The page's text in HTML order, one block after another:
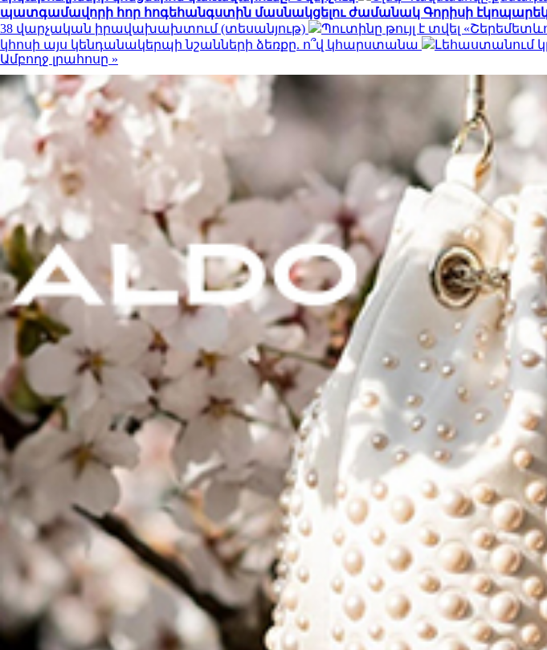
պատգամավորի հոր հոգեհանգստին մասնակցելու ժամանակ Գորիսի
38 վարչական իրավախախտում (տեսանյութ)
Պուտինը թույլ է տվել
կհոսի այս կենդանակերպի նշանների ձեռքը. ո՞վ կհարստանա
Լեհաստանում
Ամբողջ լրահոսը »